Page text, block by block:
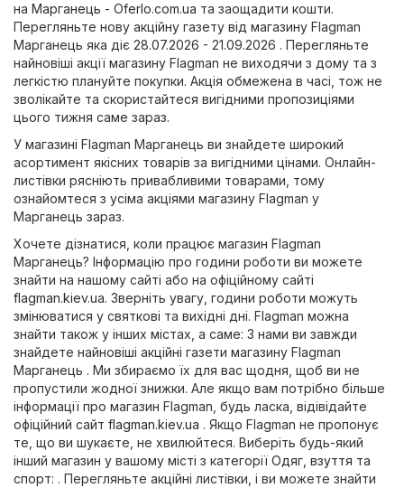
на Марганець - Oferlo.com.ua та заощадити кошти.
Перегляньте нову акційну газету від магазину Flagman
Марганець яка діє 28.07.2026 - 21.09.2026 . Перегляньте
найновіші акції магазину Flagman не виходячи з дому та з
легкістю плануйте покупки. Акція обмежена в часі, тож не
зволікайте та скористайтеся вигідними пропозиціями
цього тижня саме зараз.
У магазині Flagman Марганець ви знайдете широкий
асортимент якісних товарів за вигідними цінами. Онлайн-
листівки рясніють привабливими товарами, тому
ознайомтеся з усіма акціями магазину Flagman у
Марганець зараз.
Хочете дізнатися, коли працює магазин Flagman
Марганець? Інформацію про години роботи ви можете
знайти на нашому сайті або на офіційному сайті
flagman.kiev.ua. Зверніть увагу, години роботи можуть
змінюватися у святкові та вихідні дні. Flagman можна
знайти також у інших містах, а саме: З нами ви завжди
знайдете найновіші акційні газети магазину Flagman
Марганець . Ми збираємо їх для вас щодня, щоб ви не
пропустили жодної знижки. Але якщо вам потрібно більше
інформації про магазин Flagman, будь ласка, відівідайте
офіційний сайт flagman.kiev.ua . Якщо Flagman не пропонує
те, що ви шукаєте, не хвилюйтеся. Виберіть будь-який
інший магазин у вашому місті з категорії Одяг, взуття та
спорт: . Перегляньте акційні листівки, і ви можете знайти